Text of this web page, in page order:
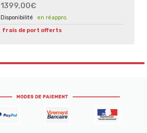
1399,00€
en réappro.
frais de port offerts